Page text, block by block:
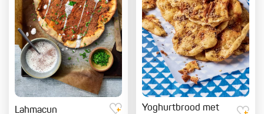
Lahmacun
Yoghurtbrood met